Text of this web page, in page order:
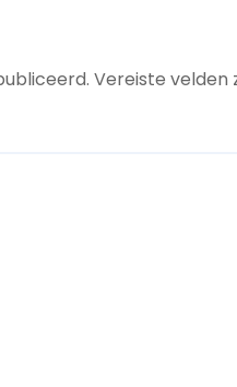
Vereiste velden